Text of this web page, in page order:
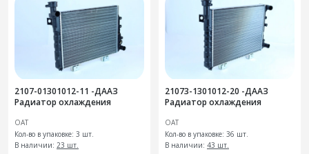
2107-01301012-11 -ДААЗ
Радиатор охлаждения
ОАТ
Кол-во в упаковке: 3 шт.
В наличии: 23 шт.
21073-1301012-20 -ДААЗ
Радиатор охлаждения
ОАТ
Кол-во в упаковке: 36 шт.
В наличии: 43 шт.